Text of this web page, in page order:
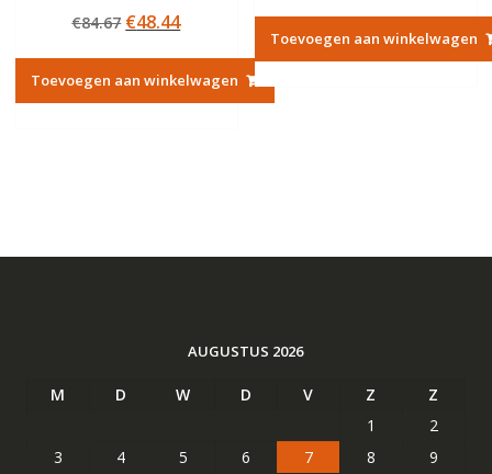
4.50
uit 5
€84.67 Oorspronkelijke
was:
€84.67.
€48.44Huidige
is:
€48.44.
Toevoegen aan winkelwagen
was:
€39.36.
is:
€23.27.
Toevoegen aan winkelwagen
AUGUSTUS 2026
M D W D V Z
Z
1
2
3
4 5 6 7 8
9